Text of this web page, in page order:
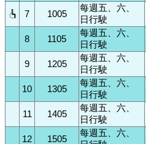
7
1005
每週五、六、
日行駛
8
1105
每週五、六、
日行駛
9
1205
每週五、六、
日行駛
10
1305
每週五、六、
日行駛
11
1405
每週五、六、
日行駛
12
1505
每週五、六、